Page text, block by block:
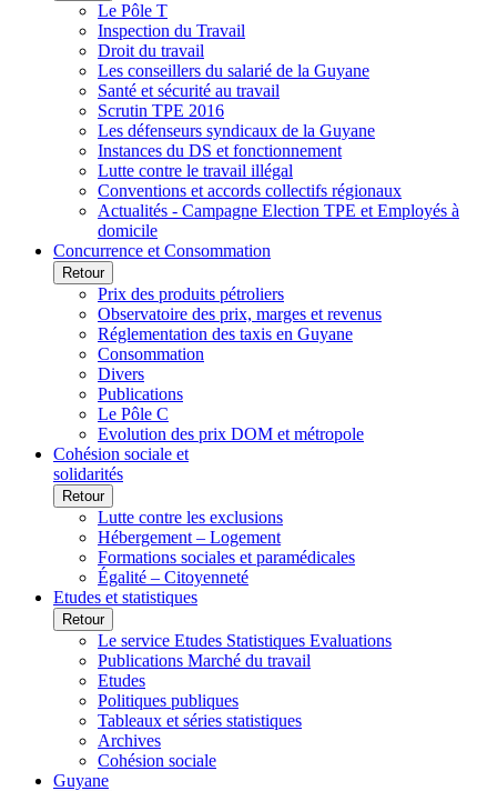
Le Pôle T
Inspection du Travail
Droit du travail
Les conseillers du salarié de la Guyane
Santé et sécurité au travail
Scrutin TPE 2016
Les défenseurs syndicaux de la Guyane
Instances du DS et fonctionnement
Lutte contre le travail illégal
Conventions et accords collectifs régionaux
Actualités - Campagne Election TPE et Employés à
domicile
Concurrence et Consommation
Retour
Prix des produits pétroliers
Observatoire des prix, marges et revenus
Réglementation des taxis en Guyane
Consommation
Divers
Publications
Le Pôle C
Evolution des prix DOM et métropole
Cohésion sociale et
solidarités
Retour
Lutte contre les exclusions
Hébergement – Logement
Formations sociales et paramédicales
Égalité – Citoyenneté
Etudes et statistiques
Retour
Le service Etudes Statistiques Evaluations
Publications Marché du travail
Etudes
Politiques publiques
Tableaux et séries statistiques
Archives
Cohésion sociale
Guyane